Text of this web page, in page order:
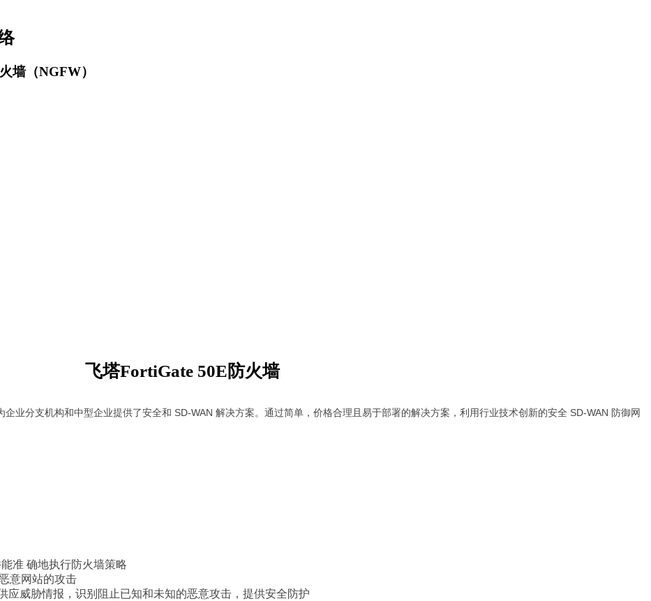
墙（NGFW）
飞塔FortiGate 50E防火墙
业分支机构和中型企业提供了安全和 SD-WAN 解决方案。通过简单，价格合理且易于部署的解决方案，利用行业技术创新的安全 SD-WAN 防御网
准 确地执行防火墙策略
意网站的攻击
威胁情报，识别阻止已知和未知的恶意攻击，提供安全防护